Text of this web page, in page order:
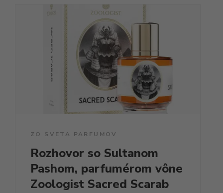
ZO SVETA PARFUMOV
Rozhovor so Sultanom
Pashom, parfumérom vône
Zoologist Sacred Scarab